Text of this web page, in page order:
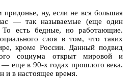
ну, если не вся большая
— так называемые (еще один
есть бедные, но работающие.
слоя в том, что таких
кроме России. Данный подвид
социума открыт мировой и
— еще в 90-х годах прошлого века.
и в настоящее время.